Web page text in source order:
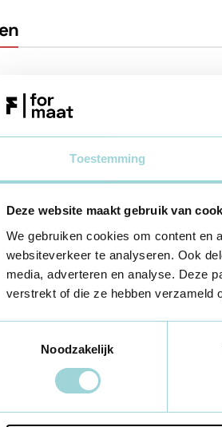
Toestemming
Deze website maakt gebruik van
We gebruiken cookies om content en
websiteverkeer te analyseren. Ook
media, adverteren en analyse. Deze
verstrekt of die ze hebben verzameld
Noodzakelijk
Statuten vzw